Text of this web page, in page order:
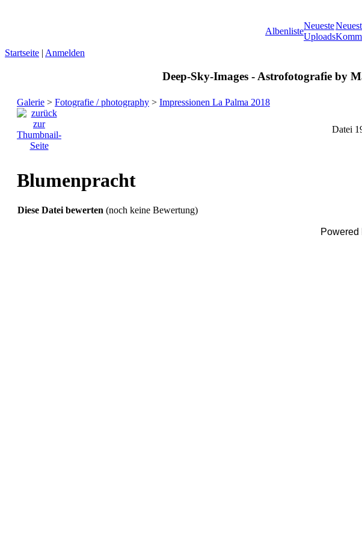
Albenliste
Neueste
Uploads
Startseite | Anmelden
Deep-Sky-Images - Astrofotografie by
Galerie > Fotografie / photography > Impressionen La Palma 2018
Datei
Blumenpracht
Diese Datei bewerten (noch keine Bewertung)
Powered